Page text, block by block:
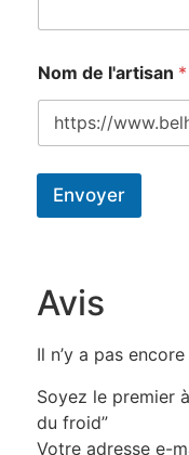
Nom de l'artisan *
Envoyer
Avis
Il n’y a pas encore
Soyez le premier
du froid”
Votre adresse e-